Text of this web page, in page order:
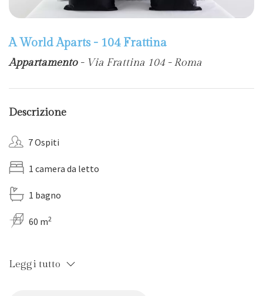
A World Aparts - 104 Frattina
Appartamento- Via Frattina 104 - Roma
Descrizione
7 Ospiti
1 camera da letto
1 bagno
60 m2
Leggi tutto